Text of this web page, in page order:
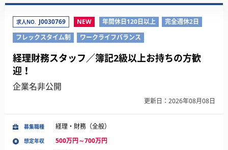
求人NO. J0030769 NEW 年間休日120日以上
完全週休2日
フレックスタイム制
ワークライフバランス
経理財務スタッフ／簿記2級以上お持ちの方歓
迎！
企業名非公開
更新日：2026年08月08日
募集職種 経理・財務（全般）
想定年収 500万円～700万円